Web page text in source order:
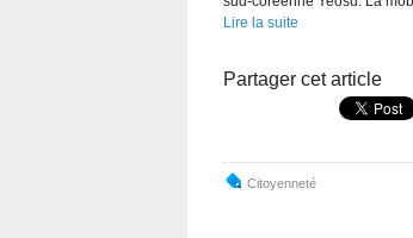
Lire la suite
Partager cet article
Citoyenneté